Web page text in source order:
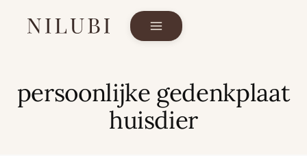
persoonlijke gedenkplaat
huisdier